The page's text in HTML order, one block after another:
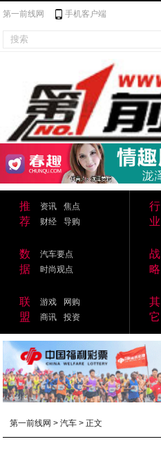
第一前线网 手机客户端
推
荐
资讯
焦点
财经
导购
行
业
数
据
汽车要点
时尚观点
战
略
联
盟
游戏
网购
商讯
投资
其
它
第一前线网 >汽车 > 正文